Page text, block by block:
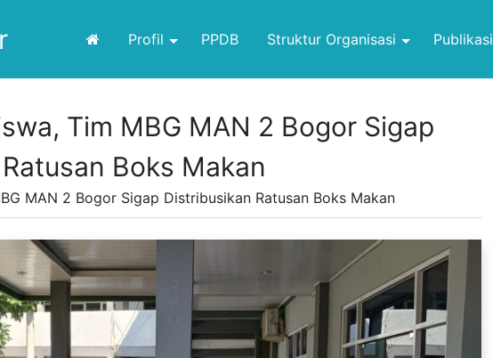
Profil PPDB Struktur Organisasi Publikasi
Tim MBG MAN 2 Bogor Sigap
Boks Makan
MAN 2 Bogor Sigap Distribusikan Ratusan Boks Makan